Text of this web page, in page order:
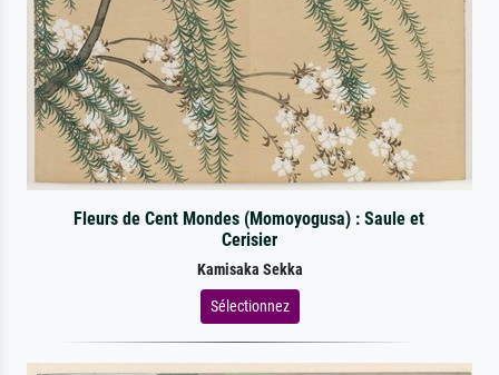
Fleurs de Cent Mondes (Momoyogusa) : Saule et
Cerisier
Kamisaka Sekka
Sélectionnez